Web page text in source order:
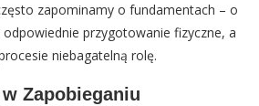
zapominamy o fundamentach – o
przygotowanie fizyczne, a
niebagatelną rolę.
Zapobieganiu